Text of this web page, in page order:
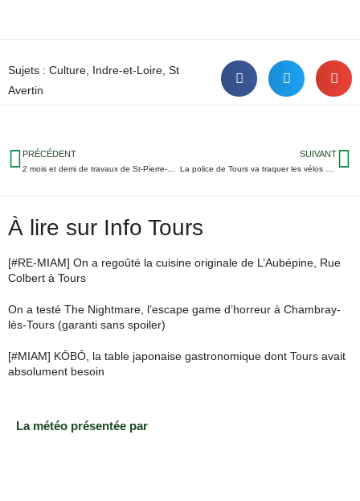
Sujets : Culture Indre-et-Loire St
Avertin
PRÉCÉDENT SUIVANT
À lire sur Info Tours
[#RE-MIAM] On a regoûté la cuisine originale de L’Aubépine, Rue
Colbert à Tours
On a testé The Nightmare, l’escape game d’horreur à Chambray-
lès-Tours (garanti sans spoiler)
[#MIAM] KŌBŌ, la table japonaise gastronomique dont Tours avait
absolument besoin
La météo présentée par